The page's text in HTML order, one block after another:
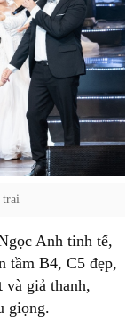
trai
Anh tinh tế,
tầm B4, C5 đẹp,
và giả thanh,
giọng.